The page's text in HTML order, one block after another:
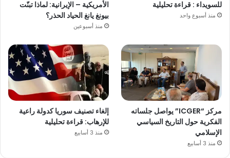
للسويداء : قراءة تحليلية
منذ أسبوع واحد
الأمريكية – الإيرانية: لماذا تبنّت
بيونغ يانغ الحياد الحذر؟
منذ أسبوعين
مركز “ICGER” يواصل جلساته
الفكرية حول التاريخ السياسي
الإسلامي
منذ 3 أسابيع
إلغاء تصنيف سوريا كدولة راعية
للإرهاب: قراءة تحليلية
منذ 3 أسابيع